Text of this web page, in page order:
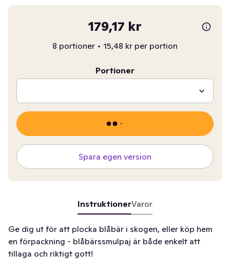
179,17 kr
8 portioner • 15,48 kr per portion
Portioner
Spara egen version
InstruktionerVaror
Ge dig ut för att plocka blåbär i skogen, eller köp hem
en förpackning - blåbärssmulpaj är både enkelt att
tillaga och riktigt gott!